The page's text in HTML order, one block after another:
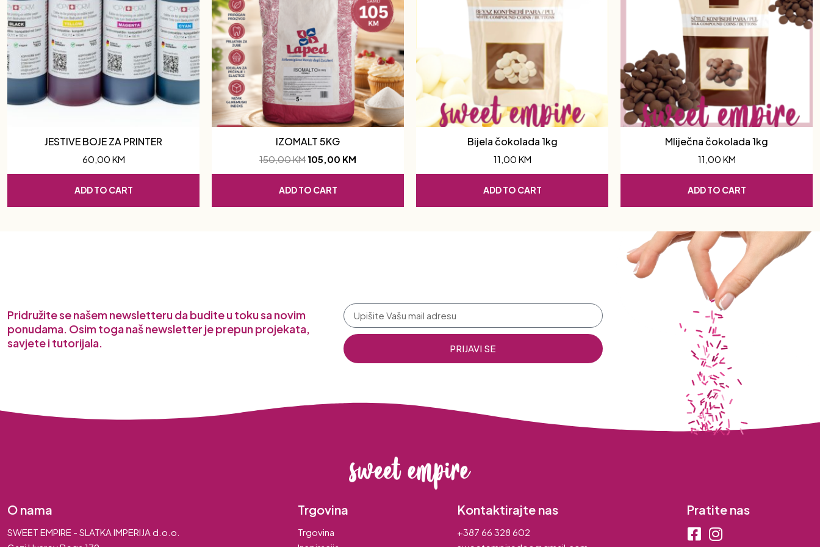
JESTIVE BOJE ZA PRINTER
60,00 KM
ADD TO CART
IZOMALT 5KG
150,00KM 105,00 KM
ADD TO CART
Bijela čokolada 1kg
11,00 KM
ADD TO CART
Mliječna čokolada 1kg
11,00 KM
ADD TO CART
Pridružite se našem newsletteru da budite u toku sa novim
ponudama. Osim toga naš newsletter je prepun projekata,
savjete i tutorijala.
PRIJAVI SE
O nama
SWEET EMPIRE - SLATKA IMPERIJA d.o.o.
Trgovina
Trgovina
Kontaktirajte nas
+387 66 328 602
Pratite nas